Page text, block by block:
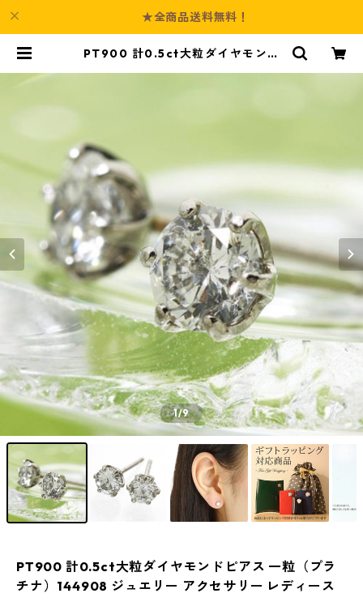
★全商品送料無料！
PT900 計0.5ct大粒ダイヤモンド
1/9
PT900 計0.5ct大粒ダイヤモンドピアス 一粒（プラ
チナ）144908 ジュエリー アクセサリー レディース